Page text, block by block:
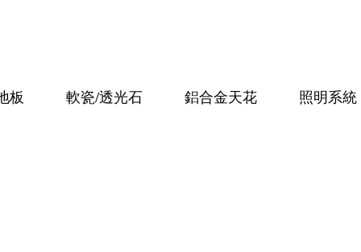
板 軟瓷/透光石 鋁合金天花 照明系統